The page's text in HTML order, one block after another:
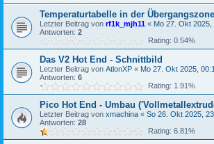
Temperaturtabelle in der
Letzter Beitrag von rf1k_mjh11 « Mo 27. Okt 2025,
Antworten: 2
Rating: 0.54%
Das V2 Hot End - Schnittbild
Letzter Beitrag von AtlonXP « Mo 27. Okt 2025,
Antworten: 6
Rating: 1.91%
Pico Hot End - Umbau
Letzter Beitrag von xmachina « So 26. Okt 2025,
Antworten: 28
Rating: 6.81%